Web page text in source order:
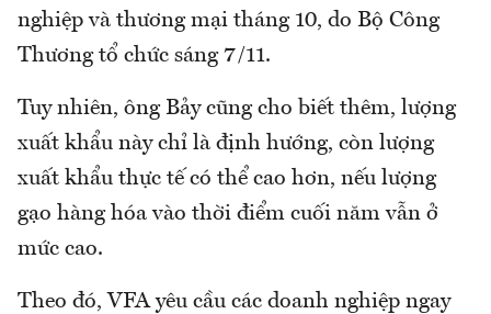
nghiệp và thương mại tháng 10, do Bộ Công
Thương tổ chức sáng 7/11.
Tuy nhiên, ông Bảy cũng cho biết thêm, lượng
xuất khẩu này chỉ là định hướng, còn lượng
xuất khẩu thực tế có thể cao hơn, nếu lượng
gạo hàng hóa vào thời điểm cuối năm vẫn ở
mức cao.
Theo đó, VFA yêu cầu các doanh nghiệp ngay